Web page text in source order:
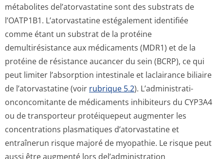
métabolites del’atorvastatine sont des substrats de
l’OATP1B1. L’atorvastatine estégalement identifiée
comme étant un substrat de la protéine
demultirésistance aux médicaments (MDR1) et de la
protéine de résistance aucancer du sein (BCRP), ce qui
peut limiter l’absorption intestinale et laclairance biliaire
de l’atorvastatine (voir rubrique 5.2). L’administrati­
onconcomitante de médicaments inhibiteurs du CYP3A4
ou de transporteur protéiquepeut augmenter les
concentrations plasmatiques d’atorvastatine et
entraînerun risque majoré de myopathie. Le risque peut
aussi être augmenté lors del’administration